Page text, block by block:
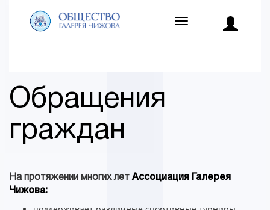
Toggle
Обращения
граждан
На протяжении многих летАссоциация Галерея
Чижова: